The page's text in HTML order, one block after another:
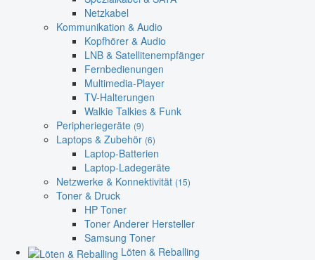
Netzkabel
Kommunikation & Audio
Kopfhörer & Audio
LNB & Satellitenempfänger
Fernbedienungen
Multimedia-Player
TV-Halterungen
Walkie Talkies & Funk
Peripheriegeräte (9)
Laptops & Zubehör (6)
Laptop-Batterien
Laptop-Ladegeräte
Netzwerke & Konnektivität (15)
Toner & Druck
HP Toner
Toner Anderer Hersteller
Samsung Toner
Löten & Reballing